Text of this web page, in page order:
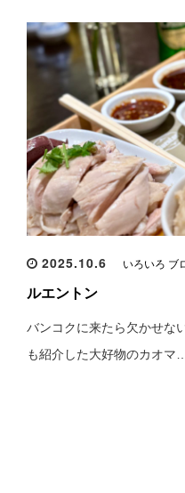
2025.10.6 いろいろ ブ
ルエントン
バンコクに来たら欠かせな
も紹介した大好物のカオマ…